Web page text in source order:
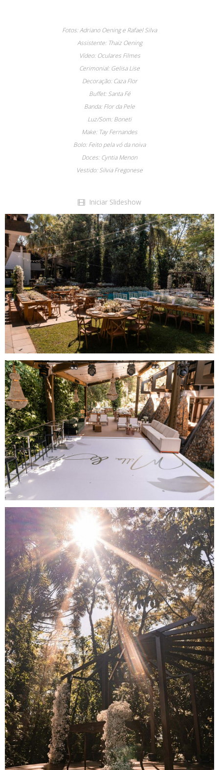
Fotos: Adriano Oening e Rafael Silva
Assistente: Thaiz Oening
Vídeo: Oculares Filmes
Cerimonial: Gelisa Lise
Decoração: Caza Flor
Buffet: Santa Fé
Banda: Flor da Pele
Luz/Som: Boneti
Make: Tay Fernandes
Bolo: Feito pela vó da noiva
Doces: Cyntia Menon
Vestido: Silvia Fregonese
Iniciar Slideshow